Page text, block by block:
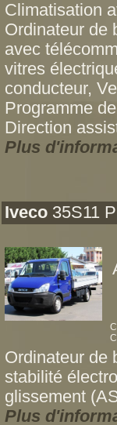
Climatisation
Ordinateur de
avec
vitres
conducteur,
Programme
Direction
Plus
Iveco 35S11
Ordinateur de
stabilité
glissement
Plus